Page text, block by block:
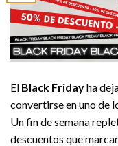
El Black Fridayha
convertirse en uno de
Un fin de semana
descuentos que